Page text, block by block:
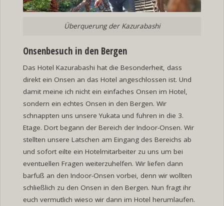
Überquerung der Kazurabashi
Onsenbesuch in den Bergen
Das Hotel Kazurabashi hat die Besonderheit, dass
direkt ein Onsen an das Hotel angeschlossen ist. Und
damit meine ich nicht ein einfaches Onsen im Hotel,
sondern ein echtes Onsen in den Bergen. Wir
schnappten uns unsere Yukata und fuhren in die 3.
Etage. Dort begann der Bereich der Indoor-Onsen. Wir
stellten unsere Latschen am Eingang des Bereichs ab
und sofort eilte ein Hotelmitarbeiter zu uns um bei
eventuellen Fragen weiterzuhelfen. Wir liefen dann
barfuß an den Indoor-Onsen vorbei, denn wir wollten
schließlich zu den Onsen in den Bergen. Nun fragt ihr
euch vermutlich wieso wir dann im Hotel herumlaufen.